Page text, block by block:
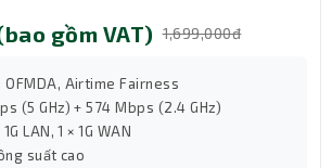
gồm VAT) 1,699,000đ
: OFMDA, Airtime Fairness
(5 GHz) + 574 Mbps (2.4 GHz)
LAN, 1 × 1G WAN
suất cao